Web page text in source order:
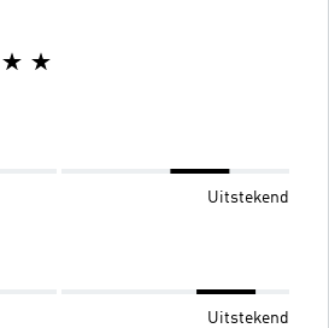
Uitstekend
Uitstekend